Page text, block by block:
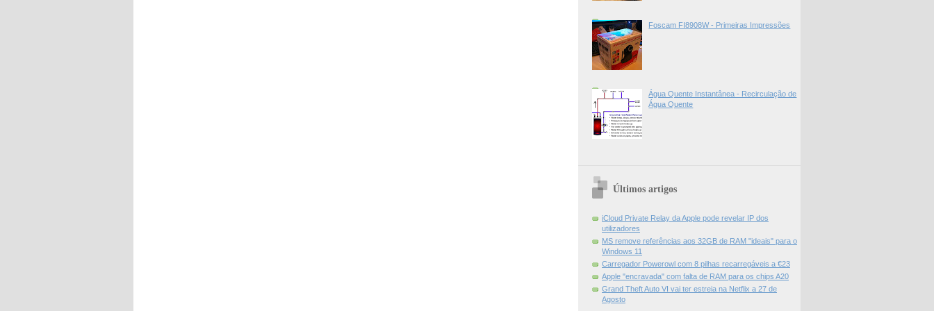
Foscam FI8908W - Primeiras Impressões
Água Quente Instantânea - Recirculação de
Água Quente
Últimos artigos
iCloud Private Relay da Apple pode revelar IP dos
utilizadores
MS remove referências aos 32GB de RAM "ideais" para o
Windows 11
Carregador Powerowl com 8 pilhas recarregáveis a €23
Apple "encravada" com falta de RAM para os chips A20
Grand Theft Auto VI vai ter estreia na Netflix a 27 de
Agosto